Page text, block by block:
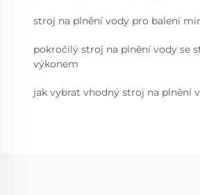
stroj na plnění vody pro balení
pokročilý stroj na plnění vody se
výkonem
jak vybrat vhodný stroj na plnění